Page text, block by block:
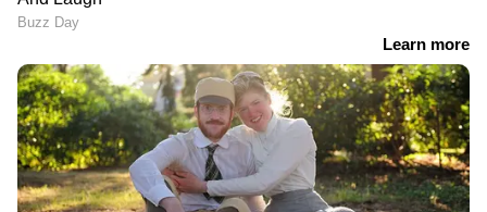
എറണാകുളത്തെ കരുമാലൂരിൽ
യുവാവിന് ലഭിച്ചത് വെള്ളം നിറച്ച കോണ്ടം.
സംഭവത്തെ തുടർന്ന് കൊറിയറുമായി എത്തിയ
ജീവനക്കാരെ തടഞ്ഞുവെച്ചു.